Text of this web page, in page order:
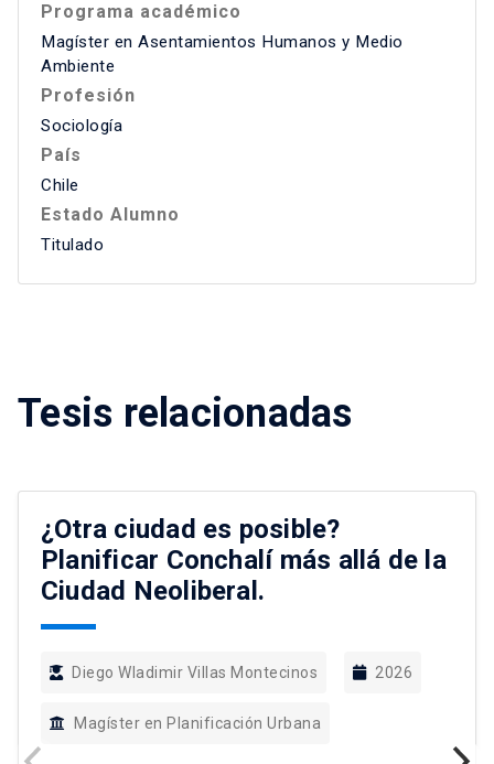
Programa académico
Magíster en Asentamientos Humanos y Medio
Ambiente
Profesión
Sociología
País
Chile
Estado Alumno
Titulado
Tesis relacionadas
¿Otra ciudad es posible?
Planificar Conchalí más allá de la
Ciudad Neoliberal.
Diego Wladimir Villas Montecinos 2026
Magíster en Planificación Urbana